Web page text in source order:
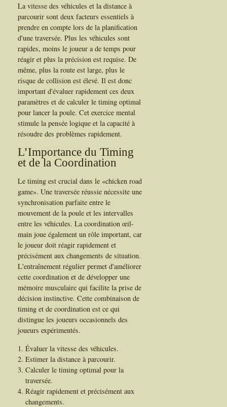
La vitesse des véhicules et la distance à
parcourir sont deux facteurs essentiels à
prendre en compte lors de la planification
d'une traversée. Plus les véhicules sont
rapides, moins le joueur a de temps pour
réagir et plus la précision est requise. De
même, plus la route est large, plus le
risque de collision est élevé. Il est donc
important d'évaluer rapidement ces deux
paramètres et de calculer le timing optimal
pour lancer la poule. Cet exercice mental
stimule la pensée logique et la capacité à
résoudre des problèmes rapidement.
L’Importance du Timing
et de la Coordination
Le timing est crucial dans le «chicken road
game». Une traversée réussie nécessite une
synchronisation parfaite entre le
mouvement de la poule et les intervalles
entre les véhicules. La coordination œil-
main joue également un rôle important, car
le joueur doit réagir rapidement et
précisément aux changements de situation.
L'entraînement régulier permet d'améliorer
cette coordination et de développer une
mémoire musculaire qui facilite la prise de
décision instinctive. Cette combinaison de
timing et de coordination est ce qui
distingue les joueurs occasionnels des
joueurs expérimentés.
Évaluer la vitesse des véhicules.
Estimer la distance à parcourir.
Calculer le timing optimal pour la
traversée.
Réagir rapidement et précisément aux
changements.